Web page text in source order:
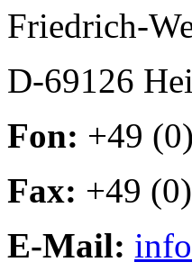
Friedrich-
D-69126
Fon: +49
Fax: +49
E-Mail: